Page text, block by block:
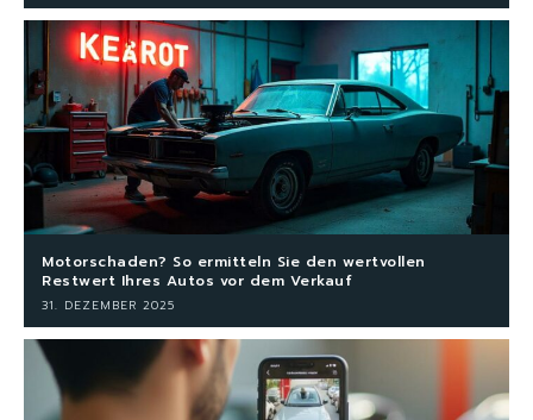
Motorschaden? So ermitteln Sie den wertvollen
Restwert Ihres Autos vor dem Verkauf
31. DEZEMBER 2025